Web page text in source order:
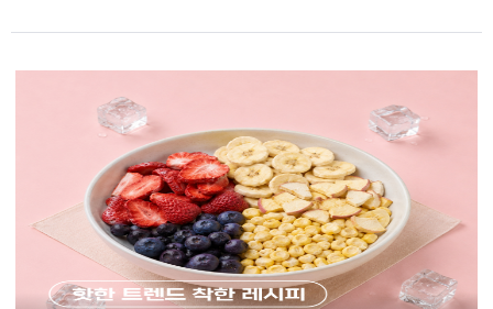
유지하는 것!마그네슘이 풍부한 시금치마그네슘과 트립토판을
함유한 콩식이섬유가 풍부한